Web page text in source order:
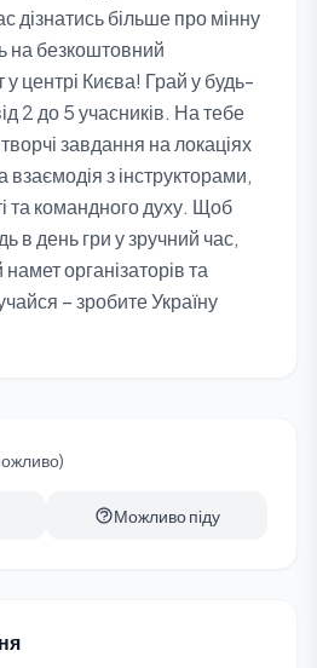
дізнатись більше про мінну
на безкоштовний
у центрі Києва! Грай у будь-
2 до 5 учасників. На тебе
завдання на локаціях
взаємодія з інструкторами,
та командного духу. Щоб
в день гри у зручний час,
організаторів та
– зробите Україну
Можливо піду